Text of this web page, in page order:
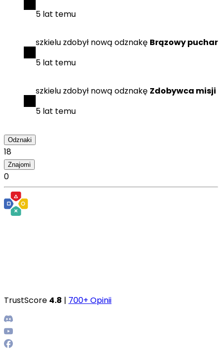
5 lat temu
szkielu zdobył nową odznakę Brązowy puchar
5 lat temu
szkielu zdobył nową odznakę Zdobywca misji
5 lat temu
Odznaki
18
Znajomi
0
TrustScore 4.8 | 700+ Opinii